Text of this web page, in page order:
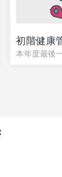
初階健康
本年度最後